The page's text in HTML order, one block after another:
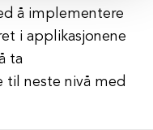
å implementere
i applikasjonene
ta
til neste nivå med